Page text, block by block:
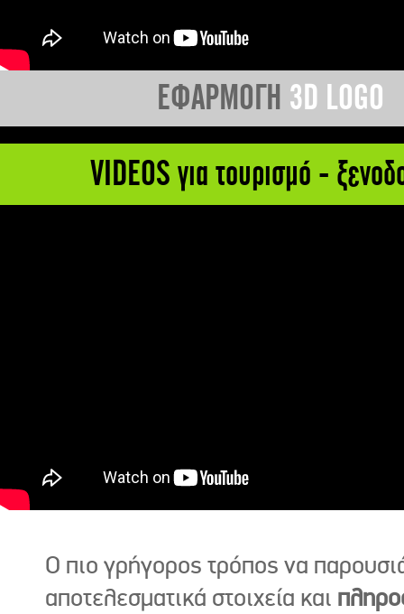
ΕΦΑΡΜΟΓΗ 3D LOGO
VIDEOS για τουρισμό -
Ο πιο γρήγορος τρόπος να
αποτελεσματικά στοιχεία και